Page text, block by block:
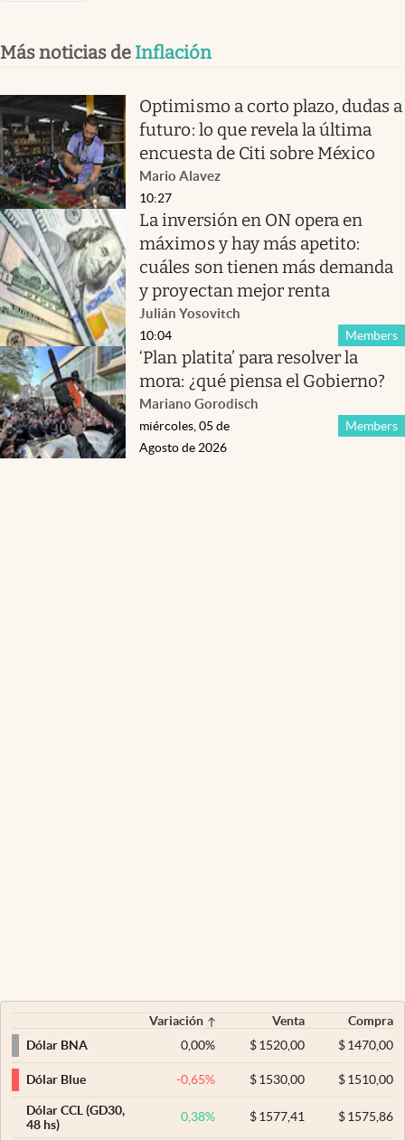
Más noticias de Inflación
Optimismo a corto plazo, dudas a
futuro: lo que revela la última
encuesta de Citi sobre México
Mario Alavez
10:27
La inversión en ON opera en
máximos y hay más apetito:
cuáles son tienen más demanda
y proyectan mejor renta
Julián Yosovitch
Members
10:04
‘Plan platita’ para resolver la
mora: ¿qué piensa el Gobierno?
Mariano Gorodisch
Members
miércoles, 05 de
Agosto de 2026
Variación Venta
Compra
Dólar BNA
0,00% $ 1520,00 $1470,00
Dólar Blue -0,65% $ 1530,00 $1510,00
Dólar CCL (GD30,
48 hs)
0,38% $ 1577,41 $1575,86